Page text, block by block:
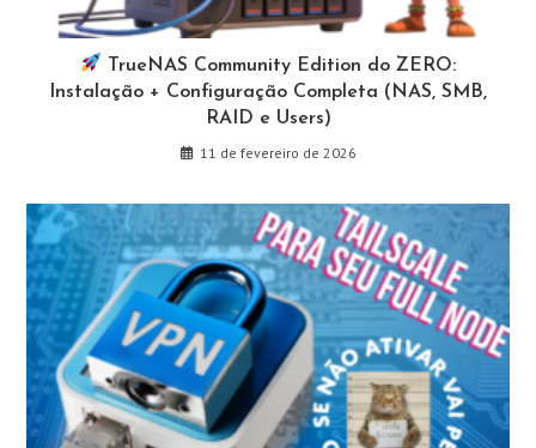
TrueNAS Community Edition do ZERO:
Instalação + Configuração Completa (NAS, SMB,
RAID e Users)
11 de fevereiro de 2026